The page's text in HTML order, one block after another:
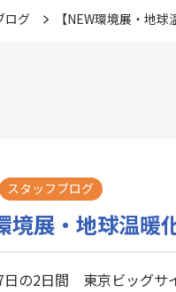
ログ 【NEW環境展・地球
スタッフブログ
境展・地球温暖
の2日間 東京ビッグサ